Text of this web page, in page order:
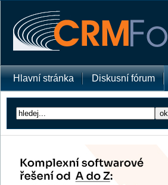
Hlavní stránka Diskusní fórum